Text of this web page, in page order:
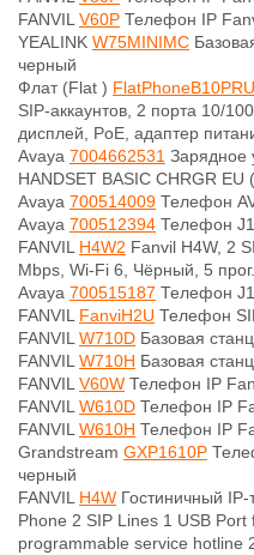
FANVILV60P Телефон IP
YEALINK W75MINIMC
черный
Флат (Flat ) FlatPhoneB10PRU
SIP-аккаунтов, 2 порта 10/
дисплей, PoE, адаптер
Avaya 7004662531 Зарядное
HANDSET BASIC CHRGR EU
Avaya 700514009 Телефон
Avaya 700512394 Телефон
FANVIL H4W2 Fanvil H4W, 2
Mbps, Wi-Fi 6, Чёрный, 5
Avaya 700515187 Телефон
FANVIL FanviH2U Телефон
FANVILW710D Базовая
FANVILW710H Базовая
FANVILV60W Телефон IP
FANVILW610D Телефон IP
FANVILW610H Телефон IP
Grandstream GXP1610P
черный
FANVIL H4W Гостиничный
Phone 2 SIP Lines 1 USB
programmable service hotline